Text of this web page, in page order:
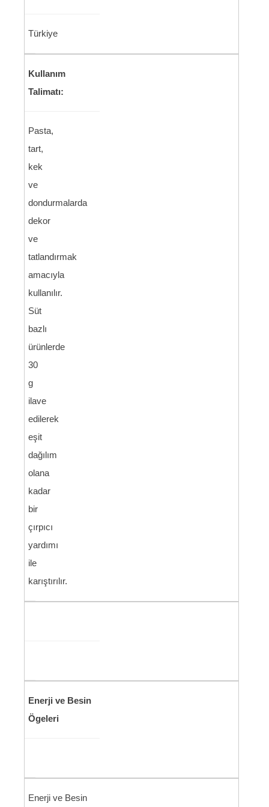
Türkiye
Kullanım
Talimatı:
Pasta,
tart,
kek
ve
dondurmalarda
dekor
ve
tatlandırmak
amacıyla
kullanılır.
Süt
bazlı
ürünlerde
30
g
ilave
edilerek
eşit
dağılım
olana
kadar
bir
çırpıcı
yardımı
ile
karıştırılır.
Enerji ve Besin
Ögeleri
Enerji ve Besin